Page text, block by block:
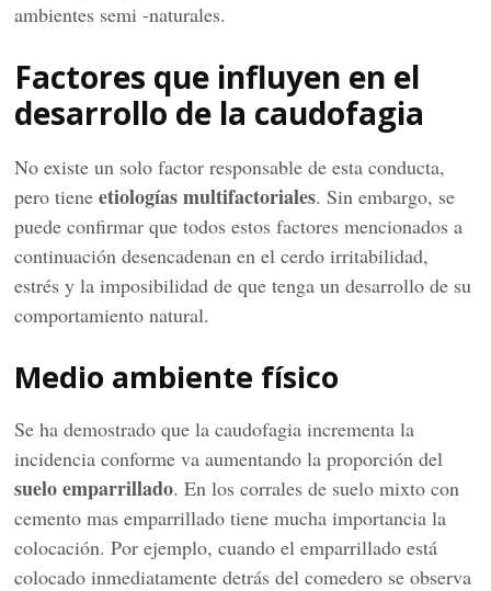
ambientes semi -naturales.
Factores que influyen en el
desarrollo de la caudofagia
No existe un solo factor responsable de esta conducta,
pero tieneetiologías multifactoriales. Sin embargo, se
puede confirmar que todos estos factores mencionados a
continuación desencadenan en el cerdo irritabilidad,
estrés y la imposibilidad de que tenga un desarrollo de su
comportamiento natural.
Medio ambiente físico
Se ha demostrado que la caudofagia incrementa la
incidencia conforme va aumentando la proporción del
suelo emparrillado. En los corrales de suelo mixto con
cemento mas emparrillado tiene mucha importancia la
colocación. Por ejemplo, cuando el emparrillado está
colocado inmediatamente detrás del comedero se observa